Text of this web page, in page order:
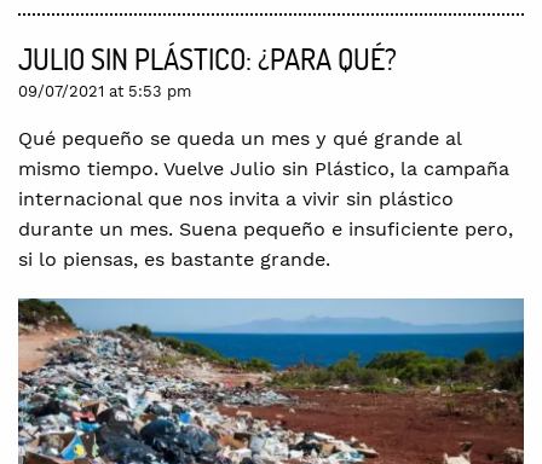
JULIO SIN PLÁSTICO: ¿PARA QUÉ?
09/07/2021 at 5:53 pm
Qué pequeño se queda un mes y qué grande al
mismo tiempo. Vuelve Julio sin Plástico, la campaña
internacional que nos invita a vivir sin plástico
durante un mes. Suena pequeño e insuficiente pero,
si lo piensas, es bastante grande.